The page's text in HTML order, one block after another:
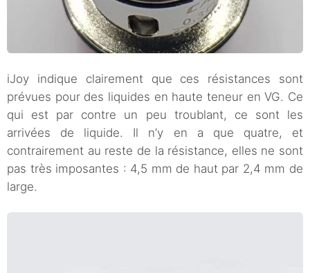
iJoy indique clairement que ces résistances sont
prévues pour des liquides en haute teneur en VG. Ce
qui est par contre un peu troublant, ce sont les
arrivées de liquide. Il n’y en a que quatre, et
contrairement au reste de la résistance, elles ne sont
pas très imposantes : 4,5 mm de haut par 2,4 mm de
large.